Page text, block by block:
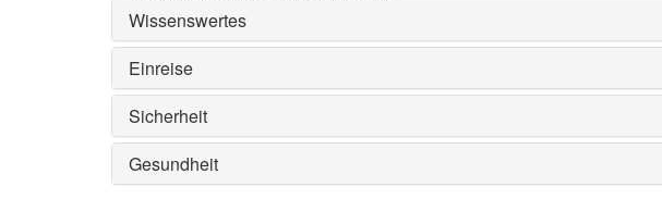
Wissenswertes
Einreise
Sicherheit
Gesundheit